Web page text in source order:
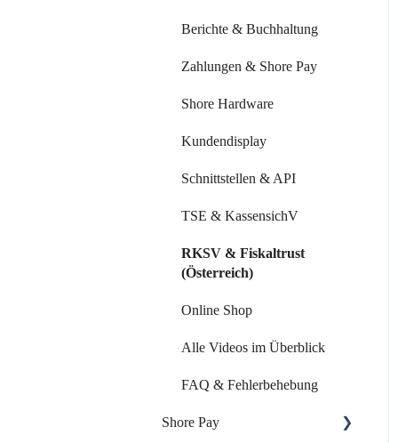
Leistungen & Kurse
Mitarbeiter & Ressourcen
Kundenverwaltung
Kundenkommunikation
Auswertungen
Marketing Funktionen
Alle Videos im Überblick
Berichte & Buchhaltung
Zahlungen & Shore Pay
Shore Hardware
Kundendisplay
Schnittstellen & API
TSE & KassensichV
RKSV & Fiskaltrust
(Österreich)
Online Shop
Alle Videos im Überblick
FAQ & Fehlerbehebung
Shore Pay